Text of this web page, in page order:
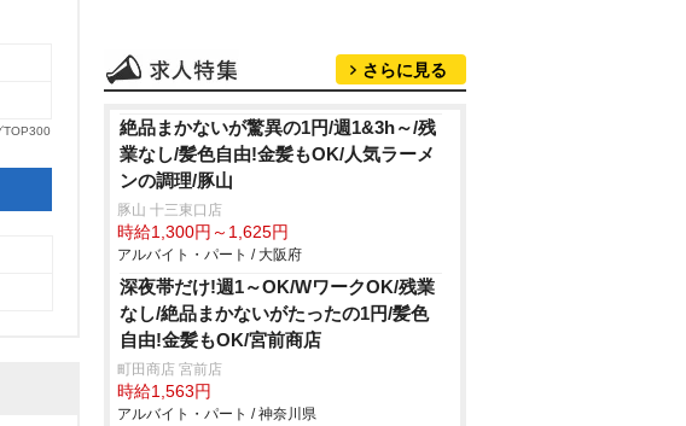
TOP300
さらに見る
絶品まかないが驚異の1円/週1&3h～/残
業なし/髪色自由!金髪もOK/人気ラーメ
ンの調理/豚山
豚山 十三東口店
時給1,300円～1,625円
アルバイト・パート / 大阪府
深夜帯だけ!週1～OK/WワークOK/残業
なし/絶品まかないがたったの1円/髪色
自由!金髪もOK/宮前商店
町田商店 宮前店
時給1,563円
アルバイト・パート / 神奈川県